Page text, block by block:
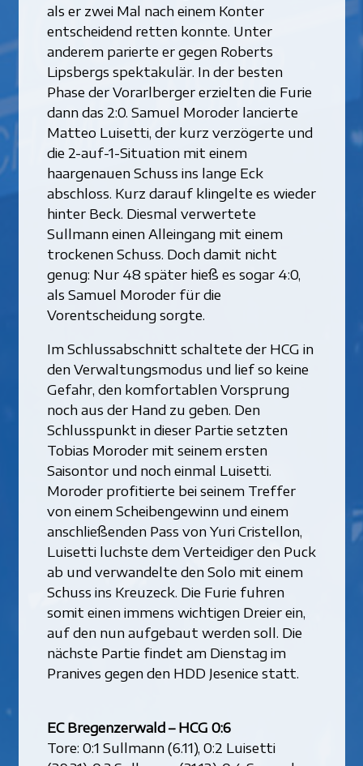
als er zwei Mal nach einem Konter
entscheidend retten konnte. Unter
anderem parierte er gegen Roberts
Lipsbergs spektakulär. In der besten
Phase der Vorarlberger erzielten die Furie
dann das 2:0. Samuel Moroder lancierte
Matteo Luisetti, der kurz verzögerte und
die 2-auf-1-Situation mit einem
haargenauen Schuss ins lange Eck
abschloss. Kurz darauf klingelte es wieder
hinter Beck. Diesmal verwertete
Sullmann einen Alleingang mit einem
trockenen Schuss. Doch damit nicht
genug: Nur 48 später hieß es sogar 4:0,
als Samuel Moroder für die
Vorentscheidung sorgte.
Im Schlussabschnitt schaltete der HCG in
den Verwaltungsmodus und lief so keine
Gefahr, den komfortablen Vorsprung
noch aus der Hand zu geben. Den
Schlusspunkt in dieser Partie setzten
Tobias Moroder mit seinem ersten
Saisontor und noch einmal Luisetti.
Moroder profitierte bei seinem Treffer
von einem Scheibengewinn und einem
anschließenden Pass von Yuri Cristellon,
Luisetti luchste dem Verteidiger den Puck
ab und verwandelte den Solo mit einem
Schuss ins Kreuzeck. Die Furie fuhren
somit einen immens wichtigen Dreier ein,
auf den nun aufgebaut werden soll. Die
nächste Partie findet am Dienstag im
Pranives gegen den HDD Jesenice statt.
EC Bregenzerwald – HCG 0:6
Tore: 0:1 Sullmann (6.11), 0:2 Luisetti